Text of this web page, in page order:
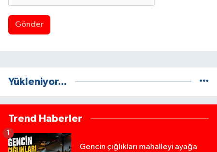
Gönder
Yükleniyor...
Trend Haberler
Gencin çığlıkları mahalleyi ayağa
1